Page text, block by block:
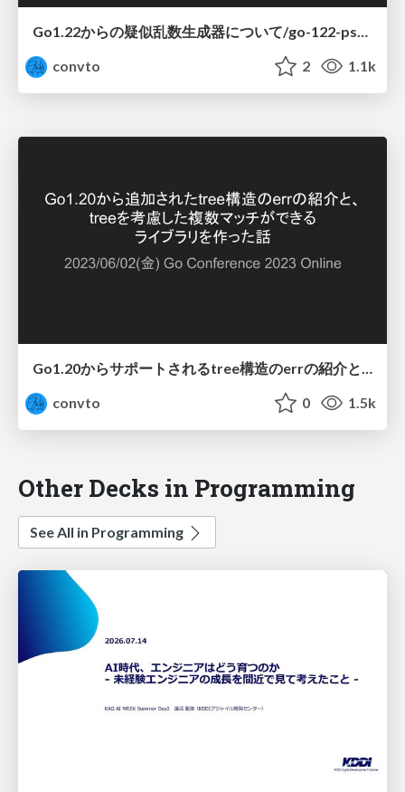
Go1.22からの疑似乱数生成器について/go-122-pseudo-random-generator
convto
2 1.1k
Go1.20からサポートされるtree構造のerrの紹介と、treeを考慮した複数マッチができるライブラリを作った話/introduction of tree structure err added since go 1_20
convto
0 1.5k
Other Decks in Programming
See All in Programming